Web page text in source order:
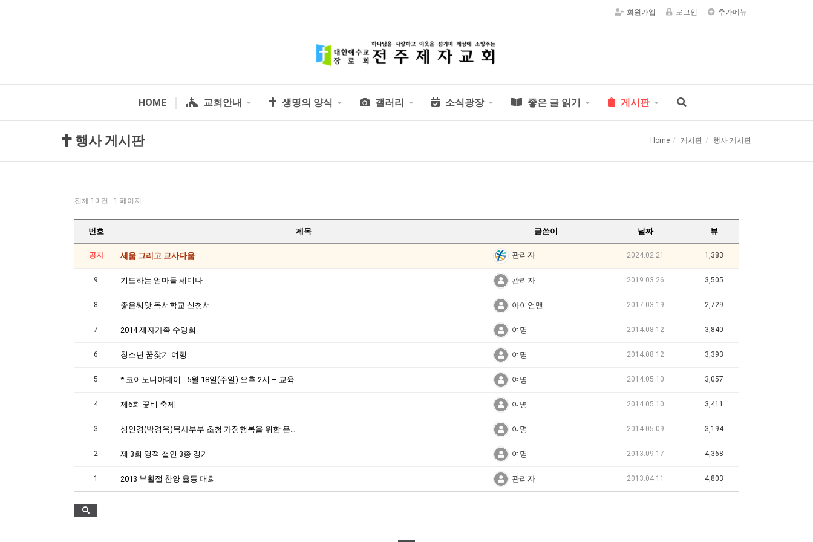
회원가입 로그인 추가메뉴
HOME 교회안내 생명의 양식 갤러리 소식광장 좋은 글 읽기 게시판
행사 게시판 Home 게시판 행사 게시판
전체 10 건 - 1 페이지
번호 제목 글쓴이 날짜 뷰
공지 세움 그리고 교사다움 관리자 2024.02.21 1,383
9 기도하는 엄마들 세미나 관리자 2019.03.26 3,505
8 좋은씨앗 독서학교 신청서 아이언맨 2017.03.19 2,729
7 2014 제자가족 수양회 여명 2014.08.12 3,840
6 청소년 꿈찾기 여행 여명 2014.08.12 3,393
5 * 코이노니아데이 - 5월 18일(주일) 오후 2시 – 교육관 여명 2014.05.10 3,057
4 제6회 꽃비 축제 여명 2014.05.10 3,411
3 성인경(박경옥)목사부부 초청 가정행복을 위한 은혜축제 여명 2014.05.09 3,194
2 제 3회 영적 철인 3종 경기 여명 2013.09.17 4,368
1 2013 부활절 찬양 율동 대회 관리자 2013.04.11 4,803